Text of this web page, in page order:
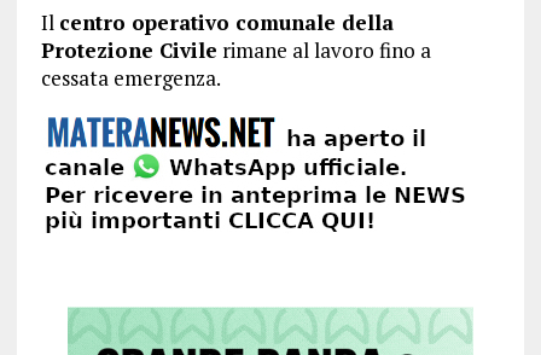
Il centro operativo comunale della
Protezione Civile rimane al lavoro fino a
cessata emergenza.